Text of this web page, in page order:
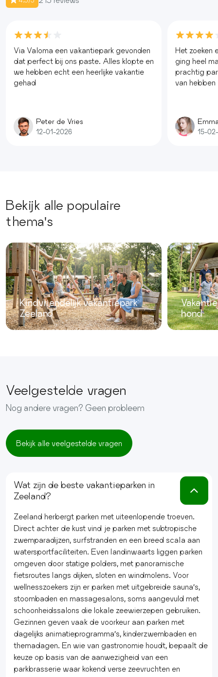
Via Valoma een vakantiepark gevonden
dat perfect bij ons paste. Alles klopte en
we hebben echt een heerlijke vakantie
gehad
Peter de Vries
12-01-2026
Het zoeken
ging heel
prachtig
van hebben
15-
Bekijk alle populaire
thema's
Kindvriendelijk vakantiepark
Zeeland
hond
Veelgestelde vragen
Nog andere vragen? Geen probleem
Bekijk alle veelgestelde vragen
Wat zijn de beste vakantieparken in
Zeeland?
Zeeland herbergt parken met uiteenlopende troeven.
Direct achter de kust vind je parken met subtropische
zwemparadijzen, surfstranden en een breed scala aan
watersportfaciliteiten. Even landinwaarts liggen parken
omgeven door statige polders, met panoramische
fietsroutes langs dijken, sloten en windmolens. Voor
wellnesszoekers zijn er parken met uitgebreide sauna’s,
stoombaden en massagesalons, soms aangevuld met
schoonheidssalons die lokale zeewierzepen gebruiken.
Gezinnen geven vaak de voorkeur aan parken met
dagelijks animatieprogramma’s, kinderzwembaden en
themadagen. En wie van gastronomie houdt, bepaalt de
keuze op basis van de aanwezigheid van een
parkbrasserie waar kokend verse zeevruchten en